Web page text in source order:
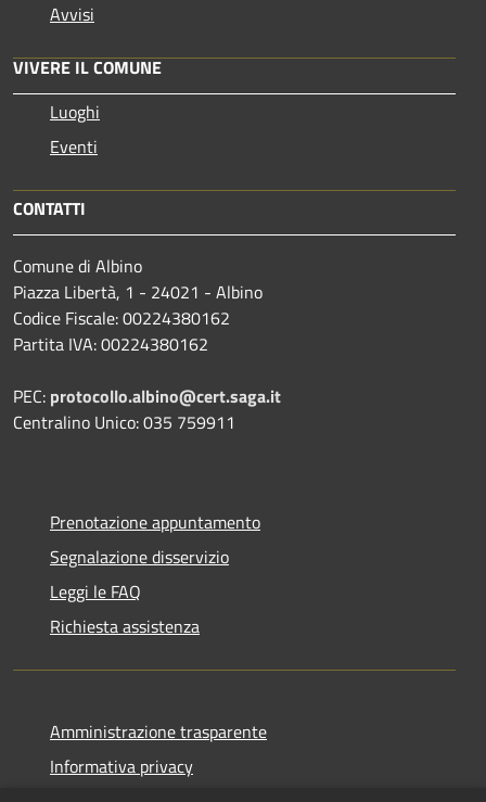
Avvisi
VIVERE IL COMUNE
Luoghi
Eventi
CONTATTI
Comune di Albino
Piazza Libertà, 1 - 24021 - Albino
Codice Fiscale: 00224380162
Partita IVA: 00224380162
PEC: protocollo.albino@cert.saga.it
Centralino Unico: 035 759911
Prenotazione appuntamento
Segnalazione disservizio
Leggi le FAQ
Richiesta assistenza
Amministrazione trasparente
Informativa privacy